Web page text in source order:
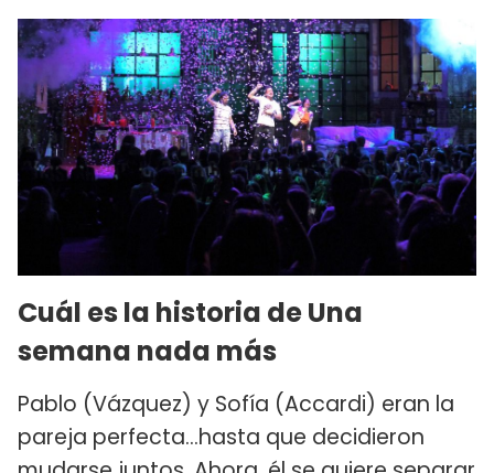
Cuál es la historia de Una
semana nada más
Pablo (Vázquez) y Sofía (Accardi) eran la
pareja perfecta...hasta que decidieron